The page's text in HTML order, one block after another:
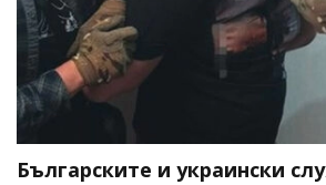
Българските и украински